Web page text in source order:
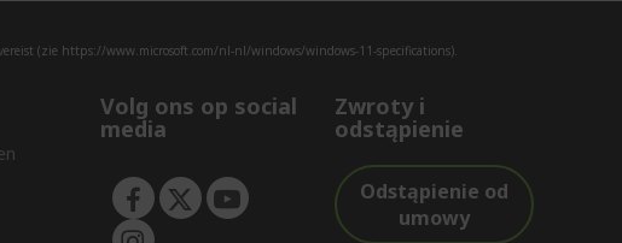
(zie https://www.microsoft.com/nl-nl/windows/windows-11-specifications).
Volg ons op social
media
Zwroty i
odstąpienie
Odstąpienie od
umowy